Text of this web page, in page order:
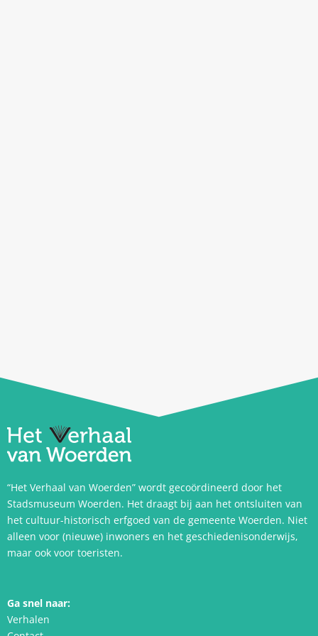
“Het Verhaal van Woerden” wordt gecoördineerd door het
Stadsmuseum Woerden. Het draagt bij aan het ontsluiten van
het cultuur-historisch erfgoed van de gemeente Woerden. Niet
alleen voor (nieuwe) inwoners en het geschiedenisonderwijs,
maar ook voor toeristen.
Ga snel naar:
Verhalen